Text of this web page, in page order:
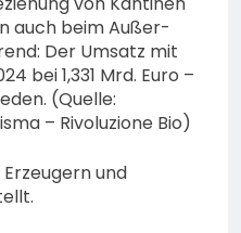
auch beim Außer-
Der Umsatz mit
bei 1,331 Mrd. Euro –
(Quelle:
– Rivoluzione Bio)
und